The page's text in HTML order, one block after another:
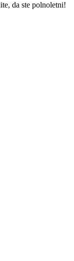
da ste polnoletni!